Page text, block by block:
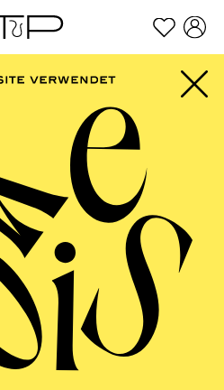
Zum Footer springen